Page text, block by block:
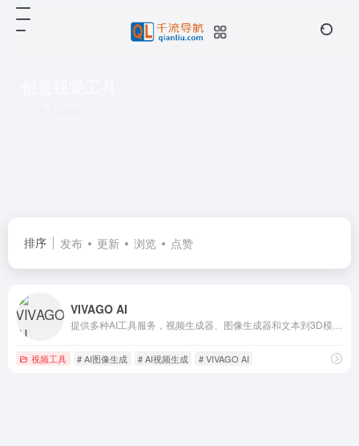
排序 发布 更新 浏览 点赞
VIVAGO AI
视频工具 # AI图像生成 # AI视频生成 # VIVAGO AI